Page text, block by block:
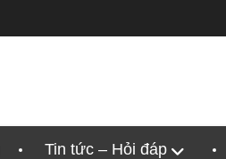
Tin tức – Hỏi đáp